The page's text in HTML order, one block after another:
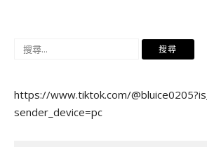
搜
鍵
字:
https://www.tiktok.com/
sender_device=pc